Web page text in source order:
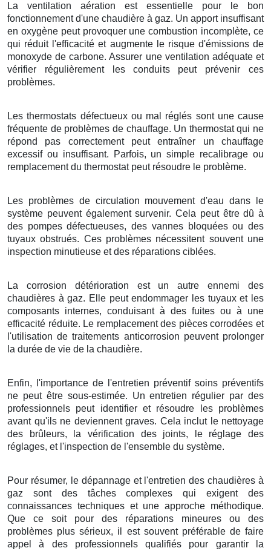
La ventilation aération est essentielle pour le bon
fonctionnement d'une chaudière à gaz. Un apport insuffisant
en oxygène peut provoquer une combustion incomplète, ce
qui réduit l'efficacité et augmente le risque d'émissions de
monoxyde de carbone. Assurer une ventilation adéquate et
vérifier régulièrement les conduits peut prévenir ces
problèmes.
Les thermostats défectueux ou mal réglés sont une cause
fréquente de problèmes de chauffage. Un thermostat qui ne
répond pas correctement peut entraîner un chauffage
excessif ou insuffisant. Parfois, un simple recalibrage ou
remplacement du thermostat peut résoudre le problème.
Les problèmes de circulation mouvement d'eau dans le
système peuvent également survenir. Cela peut être dû à
des pompes défectueuses, des vannes bloquées ou des
tuyaux obstrués. Ces problèmes nécessitent souvent une
inspection minutieuse et des réparations ciblées.
La corrosion détérioration est un autre ennemi des
chaudières à gaz. Elle peut endommager les tuyaux et les
composants internes, conduisant à des fuites ou à une
efficacité réduite. Le remplacement des pièces corrodées et
l'utilisation de traitements anticorrosion peuvent prolonger
la durée de vie de la chaudière.
Enfin, l'importance de l'entretien préventif soins préventifs
ne peut être sous-estimée. Un entretien régulier par des
professionnels peut identifier et résoudre les problèmes
avant qu'ils ne deviennent graves. Cela inclut le nettoyage
des brûleurs, la vérification des joints, le réglage des
réglages, et l'inspection de l'ensemble du système.
Pour résumer, le dépannage et l'entretien des chaudières à
gaz sont des tâches complexes qui exigent des
connaissances techniques et une approche méthodique.
Que ce soit pour des réparations mineures ou des
problèmes plus sérieux, il est souvent préférable de faire
appel à des professionnels qualifiés pour garantir la